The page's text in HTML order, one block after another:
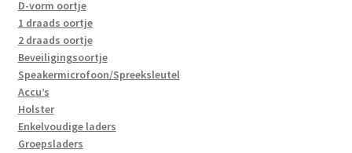
D-vorm oortje
1 draads oortje
2 draads oortje
Beveiligingsoortje
Speakermicrofoon/Spreeksleutel
Accu’s
Holster
Enkelvoudige laders
Groepsladers